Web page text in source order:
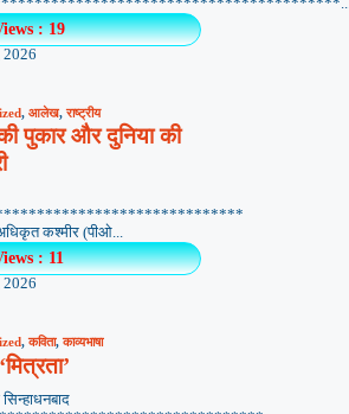
: 19
2026
, आलेख,राष्ट्रीय
पुकार और दुनिया की
कश्मीर (पीओ...
: 11
2026
,कविता,काव्यभाषा